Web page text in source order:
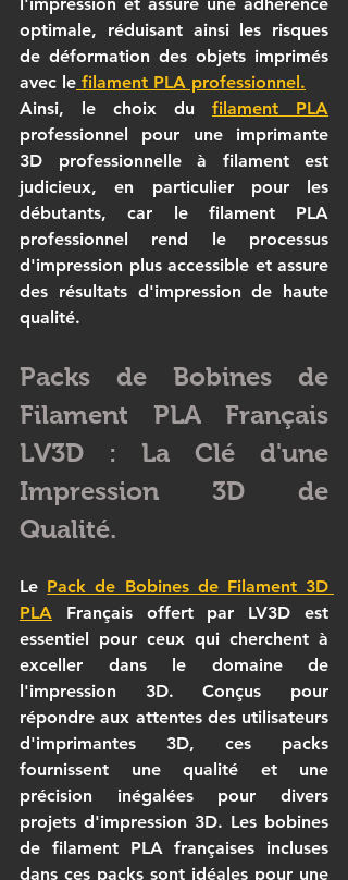
optimale, réduisant ainsi les risques
de déformation des objets imprimés
avec le filament PLA professionnel.
Ainsi, le choix du filament PLA
professionnel pour une imprimante
3D professionnelle à filament est
judicieux, en particulier pour les
débutants, car le filament PLA
professionnel rend le processus
d'impression plus accessible et assure
des résultats d'impression de haute
qualité.
Packs de Bobines de
Filament PLA Français
LV3D : La Clé d'une
Impression 3D de
Qualité.
Le Pack de Bobines de Filament 3D
PLA Français offert par LV3D est
essentiel pour ceux qui cherchent à
exceller dans le domaine de
l'impression 3D. Conçus pour
répondre aux attentes des utilisateurs
d'imprimantes 3D, ces packs
fournissent une qualité et une
précision inégalées pour divers
projets d'impression 3D. Les bobines
de filament PLA françaises incluses
dans ces packs sont idéales pour une